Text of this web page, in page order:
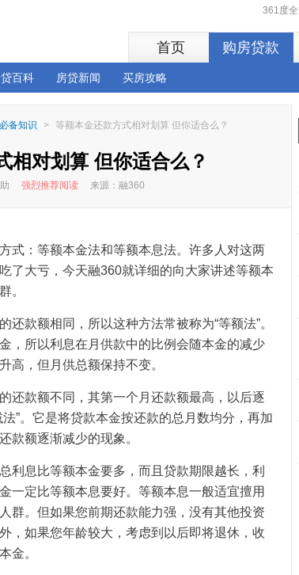
361度
首页 购房贷款
百科 房贷新闻 买房攻略
备知识 > 等额本金还款方式相对划算 但你适合么？
相对划算 但你适合么？
助 强烈推荐阅读 来源：融360
式：等额本金法和等额本息法。许多人对这两
了大亏，今天融360就详细的向大家讲述等额本
。
款额相同，所以这种方法常被称为“等额法”。
，所以利息在月供款中的比例会随本金的减少
高，但月供总额保持不变。
还款额不同，其第一个月还款额最高，以后逐
”。它是将贷款本金按还款的总月数均分，再加
款额逐渐减少的现象。
利息比等额本金要多，而且贷款期限越长，利
一定比等额本息要好。等额本息一般适宜擅用
群。但如果您前期还款能力强，没有其他投资
，如果您年龄较大，考虑到以后即将退休，收
金。